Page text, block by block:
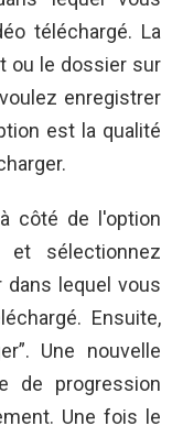
téléchargé. La
ou le dossier sur
enregistrer
est la qualité
côté de l'option
et sélectionnez
dans lequel vous
Ensuite,
Une nouvelle
de progression
Une fois le